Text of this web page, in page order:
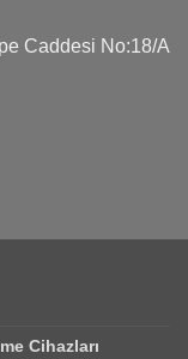
Caddesi No:18/A
Cihazları